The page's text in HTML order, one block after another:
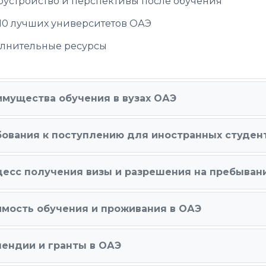
лучших университетов ОАЭ
ресурсы
обучения в вузах ОАЭ
к поступлению для иностранных
получения визы и разрешения на
обучения и проживания в ОАЭ
и гранты в ОАЭ